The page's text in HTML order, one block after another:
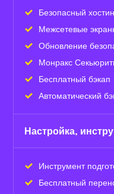
Безопасный
Межсетевые
Обновление
Монракс
Бесплатный бэкап
Автоматический
Настройка,
Инструмент
Бесплатный